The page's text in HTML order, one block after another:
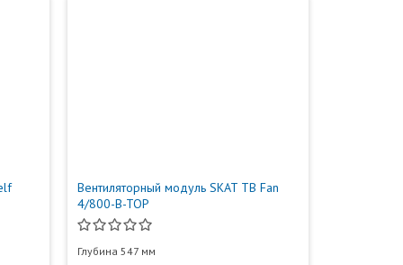
Вентиляторный модуль SKAT TB Fan
4/800-B-TOP
Глубина 547 мм